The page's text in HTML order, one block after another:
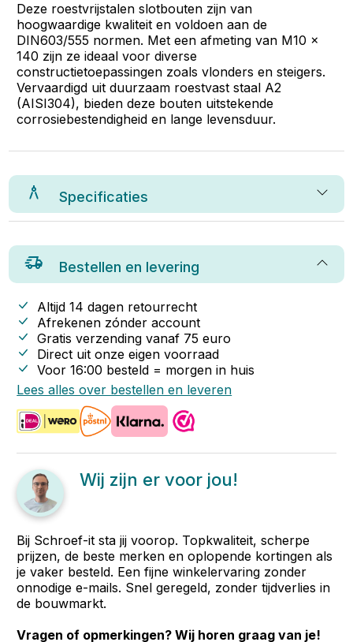
Deze roestvrijstalen slotbouten zijn van
hoogwaardige kwaliteit en voldoen aan de
DIN603/555 normen. Met een afmeting van M10 x
140 zijn ze ideaal voor diverse
constructietoepassingen zoals vlonders en steigers.
Vervaardigd uit duurzaam roestvast staal A2
(AISI304), bieden deze bouten uitstekende
corrosiebestendigheid en lange levensduur.
Specificaties
Bestellen en levering
Altijd 14 dagen retourrecht
Afrekenen zónder account
Gratis verzending vanaf 75 euro
Direct uit onze eigen voorraad
Voor 16:00 besteld = morgen in huis
Lees alles over bestellen en leveren
Wij zijn er voor jou!
Bij Schroef-it sta jij voorop. Topkwaliteit, scherpe
prijzen, de beste merken en oplopende kortingen als
je vaker besteld. Een fijne winkelervaring zonder
onnodige e-mails. Snel geregeld, zonder tijdverlies in
de bouwmarkt.
Vragen of opmerkingen? Wij horen graag van je!